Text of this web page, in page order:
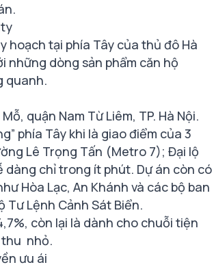
hoạch tại phía Tây của thủ đô Hà
những dòng sản phẩm căn hộ
quanh.
quận Nam Từ Liêm, TP. Hà Nội.
phía Tây khi là giao điểm của 3
Lê Trọng Tấn (Metro 7); Đại lộ
chỉ trong ít phút. Dự án còn có
Hòa Lạc, An Khánh và các bộ ban
Tư Lệnh Cảnh Sát Biển.
còn lại là dành cho chuỗi tiện
thu nhỏ.
ưu ái